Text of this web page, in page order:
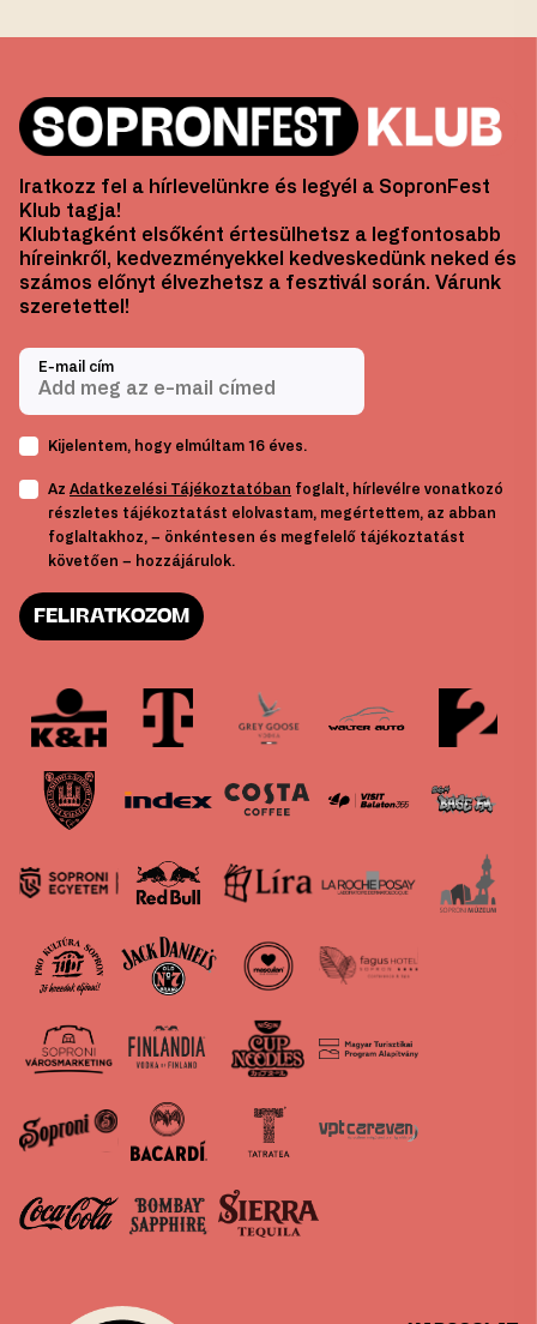
Iratkozz fel a hírlevelünkre és legyél a SopronFest
Klub tagja!
Klubtagként elsőként értesülhetsz a legfontosabb
híreinkről, kedvezményekkel kedveskedünk neked és
számos előnyt élvezhetsz a fesztivál során. Várunk
szeretettel!
E-mail cím
Kijelentem, hogy elmúltam 16 éves.
Az Adatkezelési Tájékoztatóban foglalt, hírlevélre vonatkozó
részletes tájékoztatást elolvastam, megértettem, az abban
foglaltakhoz, – önkéntesen és megfelelő tájékoztatást
követően – hozzájárulok.
FELIRATKOZOM